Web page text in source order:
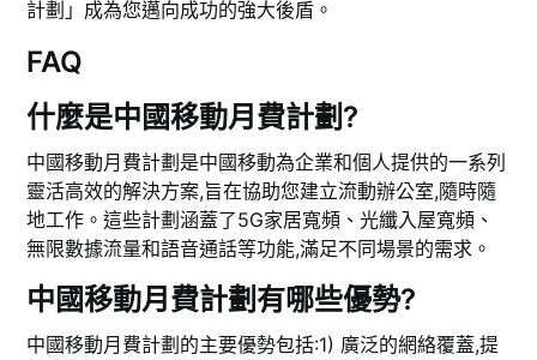
計劃」成為您邁向成功的強大後盾。
FAQ
什麼是中國移動月費計劃?
中國移動月費計劃是中國移動為企業和個人提供的一系列
靈活高效的解決方案,旨在協助您建立流動辦公室,隨時隨
地工作。這些計劃涵蓋了5G家居寬頻、光纖入屋寬頻、
無限數據流量和語音通話等功能,滿足不同場景的需求。
中國移動月費計劃有哪些優勢?
中國移動月費計劃的主要優勢包括:1) 廣泛的網絡覆蓋,提